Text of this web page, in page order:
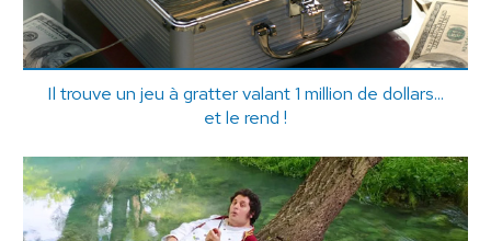
Il trouve un jeu à gratter valant 1 million de dollars...
et le rend !